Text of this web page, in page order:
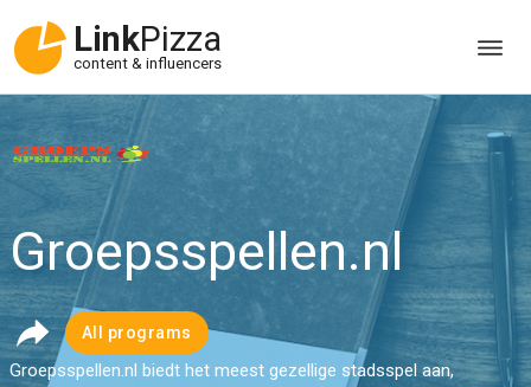
LinkPizza
content & influencers
Groepsspellen.nl
All programs
Groepsspellen.nl biedt het meest gezellige stadsspel aan,